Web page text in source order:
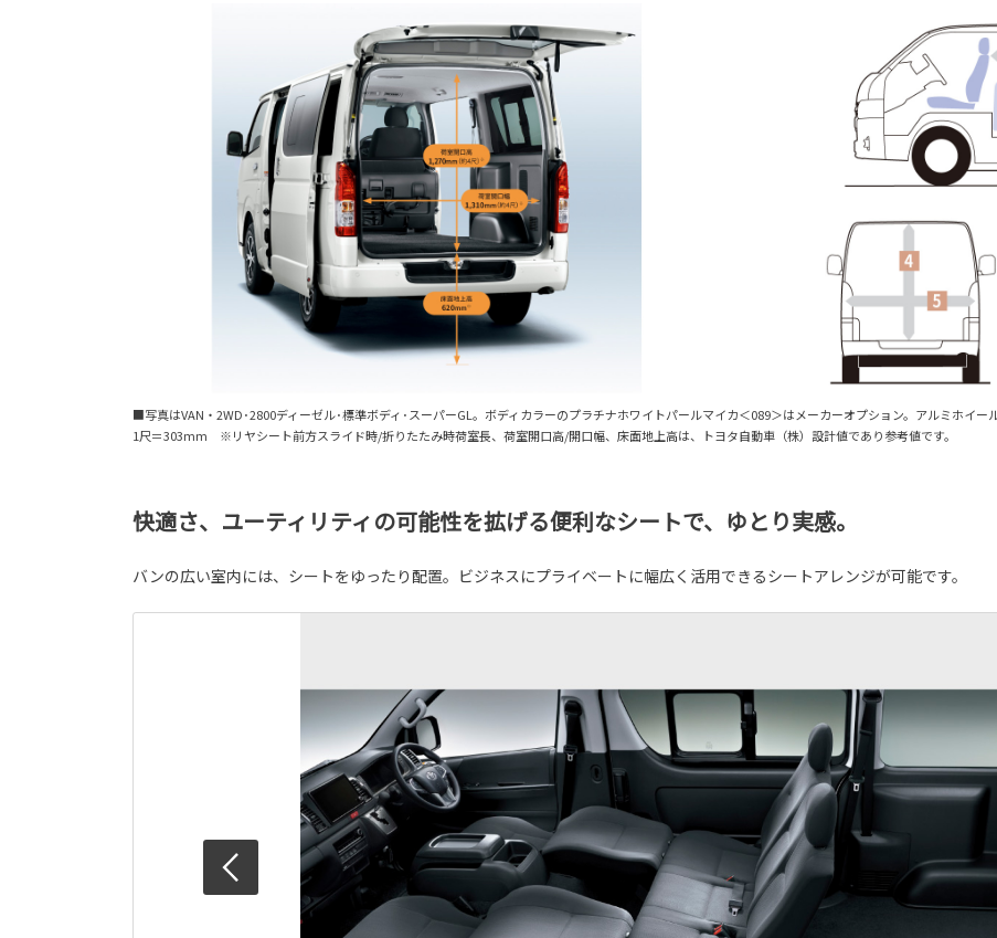
■写真はVAN・2WD･2800ディーゼル･標準ボディ･スーパーGL。ボディカラーのプラチナホワイトパールマイカ＜089＞はメーカーオプション。アルミホイー
1尺＝303mm ※リヤシート前方スライド時/折りたたみ時荷室長、荷室開口高/開口幅、床面地上高は、トヨタ自動車（株）設計値であり参考値です。
快適さ、ユーティリティの可能性を拡げる便利なシートで、ゆとり実感。
バンの広い室内には、シートをゆったり配置。ビジネスにプライベートに幅広く活用できるシートアレンジが可能です。